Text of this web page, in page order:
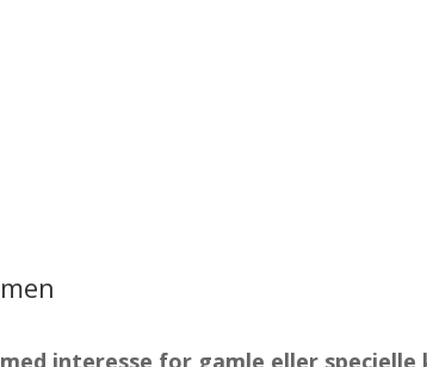
interesse for gamle eller